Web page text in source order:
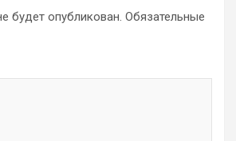
будет опубликован. Обязательные